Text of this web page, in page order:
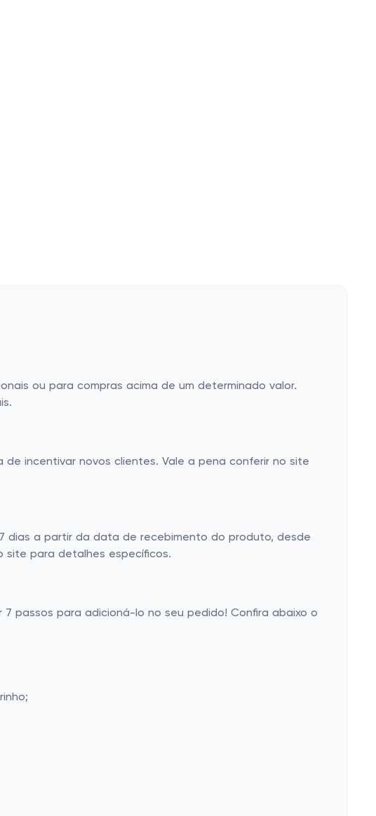
ou para compras acima de um determinado valor.
incentivar novos clientes. Vale a pena conferir no site
dias a partir da data de recebimento do produto, desde
site para detalhes específicos.
7 passos para adicioná-lo no seu pedido! Confira abaixo o